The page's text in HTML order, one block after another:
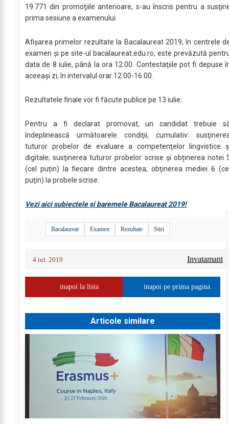
19.771 din promoţiile anterioare, s-au înscris pentru a
prima sesiune a examenului.
Afişarea primelor rezultate la Bacalaureat 2019, în centrele
examen şi pe site-ul bacalaureat.edu.ro, este prevăzută
data de 8 iulie, până la ora 12:00. Contestaţiile pot fi depuse
aceeaşi zi, în intervalul orar 12:00-16:00.
Rezultatele finale vor fi făcute publice pe 13 iulie.
Pentru a fi declarat promovat, un candidat trebuie
îndeplinească următoarele condiţii, cumulativ:
tuturor probelor de evaluare a competenţelor lingvistice
digitale; susţinerea tuturor probelor scrise şi obținerea notei
(cel puțin) la fiecare dintre acestea; obţinerea mediei 6
puţin) la probele scrise.
Vezi aici subiectele și baremele Bacalaureat 2019!
Bacalaureat Examen Rezultate Stiri
4 iul. 2019 Invatamant
inapoi la lista inapoi pe prima pagina
Articole similare